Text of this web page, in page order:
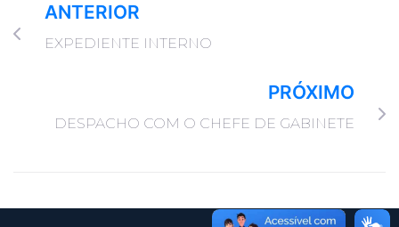
ANTERIOR
EXPEDIENTE INTERNO
PRÓXIMO
DESPACHO COM O CHEFE DE GABINETE